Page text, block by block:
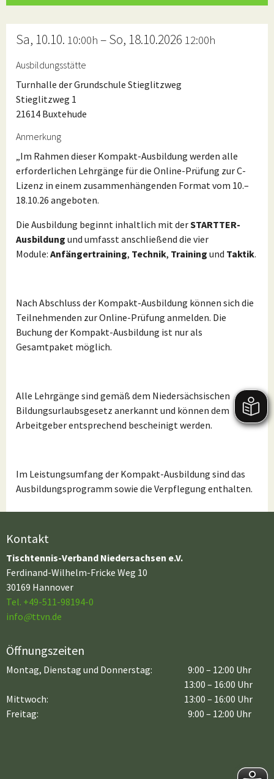
Sa, 10.10. 10:00h – So, 18.10.2026 12:00h
Ausbildungsstätte
Turnhalle der Grundschule Stieglitzweg
Stieglitzweg 1
21614 Buxtehude
Anmerkung
„Im Rahmen dieser Kompakt-Ausbildung werden alle
erforderlichen Lehrgänge für die Online-Prüfung zur C-
Lizenz in einem zusammenhängenden Format vom 10.–
18.10.26 angeboten.
Die Ausbildung beginnt inhaltlich mit derSTARTTER-
Ausbildung und umfasst anschließend die vier
Module: Anfängertraining, Technik, Training und Taktik.
Nach Abschluss der Kompakt-Ausbildung können sich die
Teilnehmenden zur Online-Prüfung anmelden. Die
Buchung der Kompakt-Ausbildung ist nur als
Gesamtpaket möglich.
Alle Lehrgänge sind gemäß dem Niedersächsischen
Bildungsurlaubsgesetz anerkannt und können dem
Arbeitgeber entsprechend bescheinigt werden.
Im Leistungsumfang der Kompakt-Ausbildung sind das
Ausbildungsprogramm sowie die Verpflegung enthalten.
Kontakt
Tischtennis-Verband Niedersachsen e.V.
Ferdinand-Wilhelm-Fricke Weg 10
30169 Hannover
Tel. +49-511-98194-0
info@ttvn.de
Öffnungszeiten
Montag, Dienstag und Donnerstag:
9:00 – 12:00 Uhr
13:00 – 16:00 Uhr
Mittwoch:
Freitag:
13:00 – 16:00 Uhr
9:00 – 12:00 Uhr